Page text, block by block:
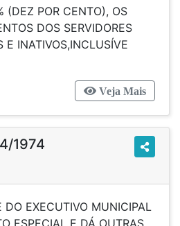
(DEZ POR CENTO), OS
DOS SERVIDORES
E INATIVOS,INCLUSÍVE
Veja Mais
1974
DO EXECUTIVO MUNICIPAL
ESPECIAL E DÁ OUTRAS